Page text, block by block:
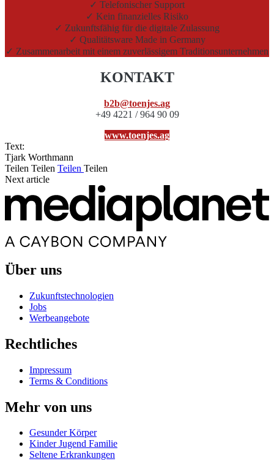
✓ Telefonischer Support
✓ Kein finanzielles Risiko
✓ Zukunftsfähig für die digitale Zulassung
✓ Qualitätsware Made in Germany
✓ Zusammenarbeit mit einem zuverlässigem Traditionsunternehmen
KONTAKT
b2b@toenjes.ag
+49 4221 / 964 90 09
www.toenjes.ag
Text:
Tjark Worthmann
Teilen Teilen Teilen Teilen
Next article
Über uns
Zukunftstechnologien
Jobs
Werbeangebote
Rechtliches
Impressum
Terms & Conditions
Mehr von uns
Gesunder Körper
Kinder Jugend Familie
Seltene Erkrankungen